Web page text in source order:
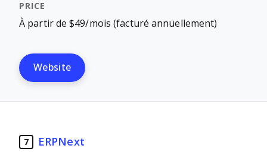
À partir de $49/mois (facturé annuellement)
Website
7 ERPNext